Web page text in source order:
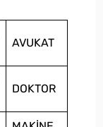
AVUKAT
DOKTOR